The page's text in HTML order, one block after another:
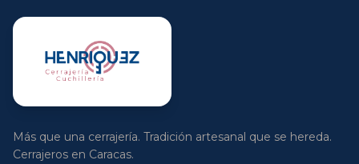
Más que una cerrajería. Tradición artesanal que se hereda.
Cerrajeros en Caracas.